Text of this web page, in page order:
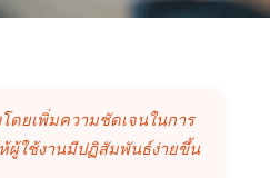
ดยเพิ่มความชัดเจนในการ
ห้ผู้ใช้งานมีปฏิสัมพันธ์ง่ายขึ้น